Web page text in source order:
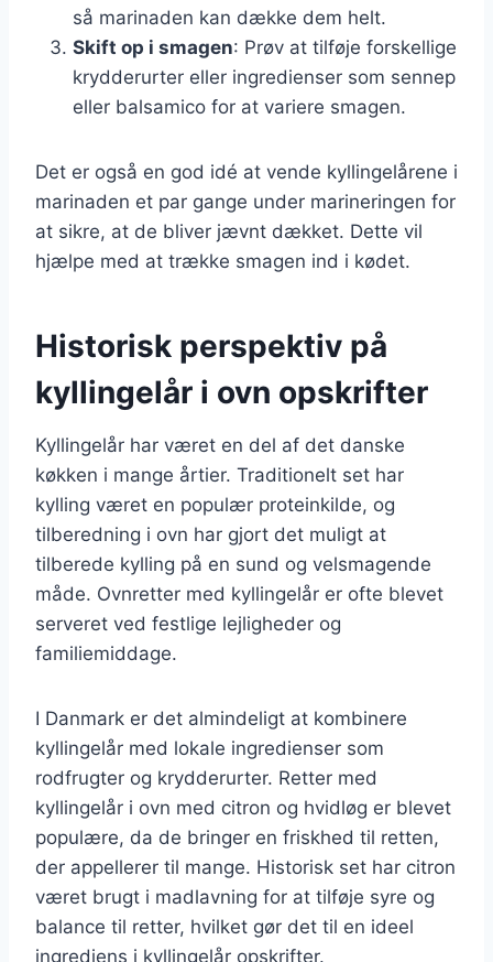
så marinaden kan dække dem helt.
Skift op i smagen: Prøv at tilføje forskellige
krydderurter eller ingredienser som sennep
eller balsamico for at variere smagen.
Det er også en god idé at vende kyllingelårene i
marinaden et par gange under marineringen for
at sikre, at de bliver jævnt dækket. Dette vil
hjælpe med at trække smagen ind i kødet.
Historisk perspektiv på
kyllingelår i ovn opskrifter
Kyllingelår har været en del af det danske
køkken i mange årtier. Traditionelt set har
kylling været en populær proteinkilde, og
tilberedning i ovn har gjort det muligt at
tilberede kylling på en sund og velsmagende
måde. Ovnretter med kyllingelår er ofte blevet
serveret ved festlige lejligheder og
familiemiddage.
I Danmark er det almindeligt at kombinere
kyllingelår med lokale ingredienser som
rodfrugter og krydderurter. Retter med
kyllingelår i ovn med citron og hvidløg er blevet
populære, da de bringer en friskhed til retten,
der appellerer til mange. Historisk set har citron
været brugt i madlavning for at tilføje syre og
balance til retter, hvilket gør det til en ideel
ingrediens i kyllingelår opskrifter.